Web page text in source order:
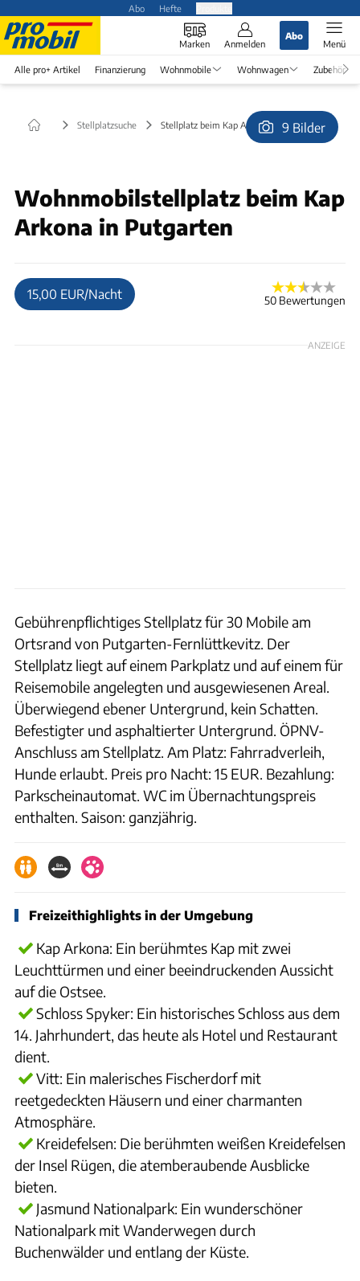
Abo Hefte
Marken Anmelden
Abo
Menü
Alle pro+ Artikel Finanzierung Wohnmobile Wohnwagen Zubehör
Stellplatzsuche Stellplatz beim Kap Arkona in Putgarten
9 Bilder
Wohnmobilstellplatz beim Kap
Arkona in Putgarten
15,00 EUR/Nacht 50 Bewertungen
ANZEIGE
Gebührenpflichtiges Stellplatz für 30 Mobile am
Ortsrand von Putgarten-Fernlüttkevitz. Der
Stellplatz liegt auf einem Parkplatz und auf einem für
Reisemobile angelegten und ausgewiesenen Areal.
Überwiegend ebener Untergrund, kein Schatten.
Befestigter und asphaltierter Untergrund. ÖPNV-
Anschluss am Stellplatz. Am Platz: Fahrradverleih,
Hunde erlaubt. Preis pro Nacht: 15 EUR. Bezahlung:
Parkscheinautomat. WC im Übernachtungspreis
enthalten. Saison: ganzjährig.
Freizeithighlights in der Umgebung
Kap Arkona: Ein berühmtes Kap mit zwei
Leuchttürmen und einer beeindruckenden Aussicht
auf die Ostsee.
Schloss Spyker: Ein historisches Schloss aus dem
14. Jahrhundert, das heute als Hotel und Restaurant
dient.
Vitt: Ein malerisches Fischerdorf mit
reetgedeckten Häusern und einer charmanten
Atmosphäre.
Kreidefelsen: Die berühmten weißen Kreidefelsen
der Insel Rügen, die atemberaubende Ausblicke
bieten.
Jasmund Nationalpark: Ein wunderschöner
Nationalpark mit Wanderwegen durch
Buchenwälder und entlang der Küste.